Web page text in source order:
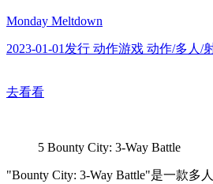
Monday Meltdown
2023-01-01发行 动作游戏 动作/多人/
去看看
5 Bounty City: 3-Way Battle
"Bounty City: 3-Way Battle"是一款多